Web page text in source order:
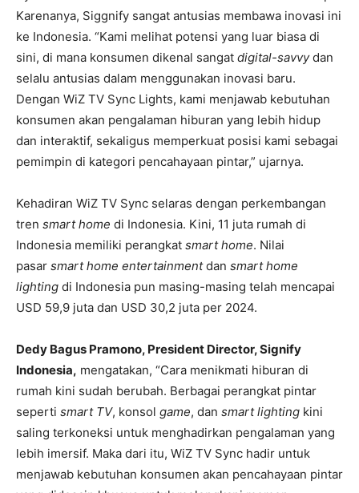
Karenanya, Siggnify sangat antusias membawa inovasi ini
ke Indonesia. “Kami melihat potensi yang luar biasa di
sini, di mana konsumen dikenal sangat digital-savvydan
selalu antusias dalam menggunakan inovasi baru.
Dengan WiZ TV Sync Lights, kami menjawab kebutuhan
konsumen akan pengalaman hiburan yang lebih hidup
dan interaktif, sekaligus memperkuat posisi kami sebagai
pemimpin di kategori pencahayaan pintar,” ujarnya.
Kehadiran WiZ TV Sync selaras dengan perkembangan
tren smart home di Indonesia. Kini, 11 juta rumah di
Indonesia memiliki perangkat smart home. Nilai
pasar smart home entertainmentdan smart home
lighting di Indonesia pun masing-masing telah mencapai
USD 59,9 juta dan USD 30,2 juta per 2024.
Dedy Bagus Pramono, President Director, Signify
Indonesia, mengatakan, “Cara menikmati hiburan di
rumah kini sudah berubah. Berbagai perangkat pintar
seperti smart TV, konsol game, dan smart lighting kini
saling terkoneksi untuk menghadirkan pengalaman yang
lebih imersif. Maka dari itu, WiZ TV Sync hadir untuk
menjawab kebutuhan konsumen akan pencahayaan pintar